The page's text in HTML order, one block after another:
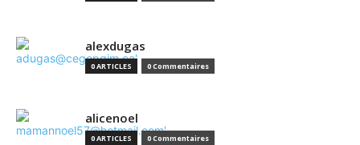
alexdugas
0 ARTICLES 0 Commentaires
alicenoel
0 ARTICLES 0 Commentaires